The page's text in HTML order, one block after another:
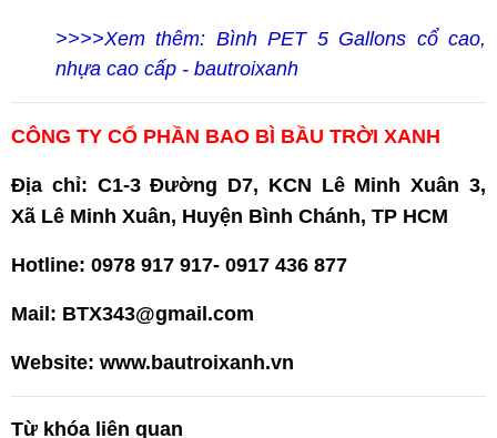
>>>>Xem thêm: Bình PET 5 Gallons cổ cao,
nhựa cao cấp - bautroixanh
CÔNG TY CỔ PHẦN BAO BÌ BẦU TRỜI XANH
Địa chỉ: C1-3 Đường D7, KCN Lê Minh Xuân 3,
Xã Lê Minh Xuân, Huyện Bình Chánh, TP HCM
Hotline: 0978 917 917- 0917 436 877
Mail: BTX343@gmail.com
Website: www.bautroixanh.vn
Từ khóa liên quan